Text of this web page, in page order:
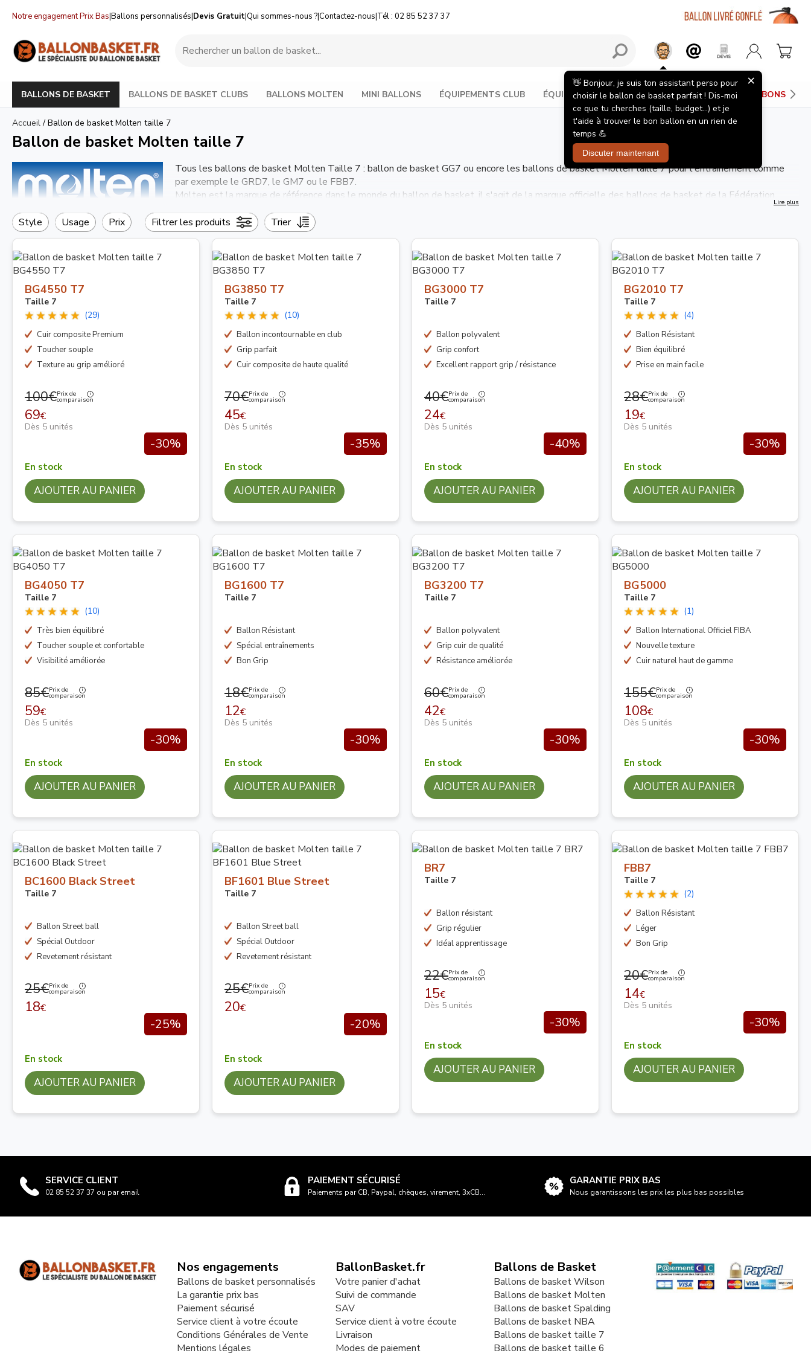
Notre engagement Prix Bas|Ballons personnalisés|Devis Gratuit|Qui sommes-nous ?|Contactez-nous|Tél : 02 85 52 37 37
BALLONS DE BASKET BALLONS DE BASKET CLUBS BALLONS MOLTEN MINI BALLONS ÉQUIPEMENTS CLUB ÉQUIPEMENTS JOUEUR PANIERS DE BASKET BONS
Accueil / Ballon de basket Molten taille 7
Ballon de basket Molten taille 7
Tous les ballons de basket Molten Taille 7 : ballon de basket GG7 ou encore les ballons de basket Molten taille 7 pour l'entrainement comme
par exemple le GRD7, le GM7 ou le FBB7.
Molten est la marque de référence dans le monde du ballon de basket, il s'agit de la marque officielle des ballons de basket de la Fédération
Nous commercialisons uniquement des ballons de basket Molten taille 7 authentiques.
L'Equipe de France de Basket Masculine joue également avec un ballon de basket Molten taille 7 lors des compétitions officielles.
Les ballons de Basket Molten sont également les ballons de référence pour les clubs amateurs Français.
Lire plus
Style Usage Prix Filtrer les produits Trier
BG4550 T7
Taille 7
(29)
Cuir composite Premium
Toucher souple
Texture au grip amélioré
100€Prix de
comparaison
69€
Dès 5 unités
-30%
En stock
AJOUTER AU PANIER
BG3850 T7
Taille 7
(10)
Ballon incontournable en club
Grip parfait
Cuir composite de haute qualité
70€Prix de
comparaison
45€
Dès 5 unités
-35%
En stock
AJOUTER AU PANIER
BG3000 T7
Taille 7
Ballon polyvalent
Grip confort
Excellent rapport grip / résistance
40€Prix de
comparaison
24€
Dès 5 unités
-40%
En stock
AJOUTER AU PANIER
BG2010 T7
Taille 7
(4)
Ballon Résistant
Bien équilibré
Prise en main facile
28€Prix de
comparaison
19€
Dès 5 unités
-30%
En stock
AJOUTER AU PANIER
BG4050 T7
Taille 7
(10)
Très bien équilibré
Toucher souple et confortable
Visibilité améliorée
85€Prix de
comparaison
59€
Dès 5 unités
-30%
En stock
AJOUTER AU PANIER
BG1600 T7
Taille 7
Ballon Résistant
Spécial entraînements
Bon Grip
18€Prix de
comparaison
12€
Dès 5 unités
-30%
En stock
AJOUTER AU PANIER
BG3200 T7
Taille 7
Ballon polyvalent
Grip cuir de qualité
Résistance améliorée
60€Prix de
comparaison
42€
Dès 5 unités
-30%
En stock
AJOUTER AU PANIER
BG5000
Taille 7
(1)
Ballon International Officiel FIBA
Nouvelle texture
Cuir naturel haut de gamme
155€Prix de
comparaison
108€
Dès 5 unités
-30%
En stock
AJOUTER AU PANIER
BC1600 Black Street
Taille 7
Ballon Street ball
Spécial Outdoor
Revetement résistant
25€Prix de
comparaison
18€
-25%
En stock
AJOUTER AU PANIER
BF1601 Blue Street
Taille 7
Ballon Street ball
Spécial Outdoor
Revetement résistant
25€Prix de
comparaison
20€
-20%
En stock
AJOUTER AU PANIER
BR7
Taille 7
Ballon résistant
Grip régulier
Idéal apprentissage
22€Prix de
comparaison
15€
Dès 5 unités
-30%
En stock
AJOUTER AU PANIER
FBB7
Taille 7
(2)
Ballon Résistant
Léger
Bon Grip
20€Prix de
comparaison
14€
Dès 5 unités
-30%
En stock
AJOUTER AU PANIER
SERVICE CLIENT
02 85 52 37 37 ou par email
PAIEMENT SÉCURISÉ
Paiements par CB, Paypal, chèques, virement, 3xCB...
GARANTIE PRIX BAS
Nous garantissons les prix les plus bas possibles
Nos engagements
Ballons de basket personnalisés
La garantie prix bas
Paiement sécurisé
Service client à votre écoute
Conditions Générales de Vente
Mentions légales
BallonBasket.fr
Votre panier d'achat
Suivi de commande
SAV
Service client à votre écoute
Livraison
Modes de paiement
Ballons de Basket
Ballons de basket Wilson
Ballons de basket Molten
Ballons de basket Spalding
Ballons de basket NBA
Ballons de basket taille 7
Ballons de basket taille 6
👋 Bonjour, je suis ton assistant perso pour
choisir le ballon de basket parfait ! Dis-moi
ce que tu cherches (taille, budget...) et je
t'aide à trouver le bon ballon en un rien de
temps 💪
Discuter maintenant
×